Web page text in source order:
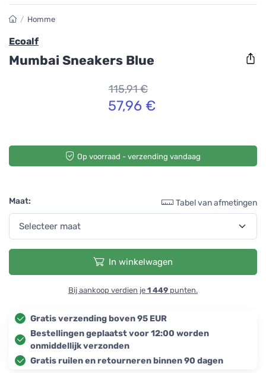
/ Homme
Ecoalf
Mumbai Sneakers Blue
115,91 €
57,96 €
Op voorraad - verzending vandaag
Maat: Tabel van afmetingen
In winkelwagen
Bij aankoop verdien je 1 449 punten.
Gratis verzending boven 95 EUR
Bestellingen geplaatst voor 12:00 worden
onmiddellijk verzonden
Gratis ruilen en retourneren binnen 90 dagen